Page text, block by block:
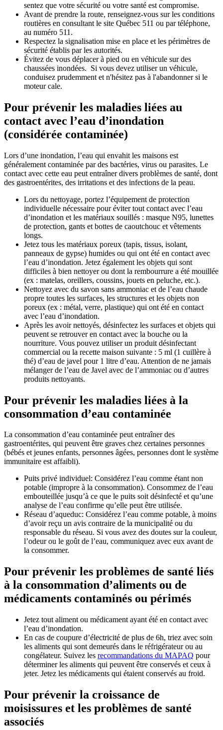
sentez que votre sécurité ou votre santé est compromise.
Avant de prendre la route, renseignez-vous sur les conditions
routières en consultant le site Québec 511 ou par téléphone,
au numéro 511.
Respectez la signalisation mise en place et les périmètres de
sécurité établis par les autorités.
Évitez de vous déplacer à pied ou en véhicule sur des
chaussées inondées. Si vous devez utiliser un véhicule,
conduisez prudemment et n'hésitez pas à l'abandonner si le
moteur cale.
Pour prévenir les maladies liées au
contact avec l’eau d’inondation
(considérée contaminée)
Lors d’une inondation, l’eau qui envahit les maisons est
généralement contaminée par des bactéries, virus ou parasites. Le
contact avec cette eau peut entraîner divers problèmes de santé, dont
des gastroentérites, des irritations et des infections de la peau.
Lors du nettoyage, portez l’équipement de protection
individuelle nécessaire pour éviter tout contact avec l’eau
d’inondation et les matériaux souillés : masque N95, lunettes
de protection, gants et bottes de caoutchouc et vêtements
longs.
Jetez tous les matériaux poreux (tapis, tissus, isolant,
panneaux de gypse) humides ou qui ont été en contact avec
l’eau d’inondation. Jetez également les objets qui sont
difficiles à bien nettoyer ou dont la rembourrure a été mouillée
(ex : matelas, oreillers, coussins, jouets en peluche, etc.).
Nettoyez avec du savon sans ammoniac et de l’eau chaude
propre toutes les surfaces, les structures et les objets non
poreux (ex : métal, verre, plastique) qui ont été en contact
avec l’eau d’inondation.
Après les avoir nettoyés, désinfectez les surfaces et objets qui
peuvent se retrouver en contact avec la bouche ou la
nourriture. Vous pouvez utiliser un produit désinfectant
commercial ou la recette maison suivante : 5 ml (1 cuillère à
thé) d’eau de javel pour 1 litre d’eau. Attention de ne jamais
mélanger de l’eau de Javel avec de l’ammoniac ou d’autres
produits nettoyants.
Pour prévenir les maladies liées à la
consommation d’eau contaminée
La consommation d’eau contaminée peut entraîner des
gastroentérites, qui peuvent être graves chez certaines personnes
(bébés et jeunes enfants, personnes âgées, personnes dont le système
immunitaire est affaibli).
Puits privé individuel: Considérez l’eau comme étant non
potable (impropre à la consommation). Consommez de l’eau
embouteillée jusqu’à ce que le puits soit désinfecté et qu’une
analyse de l’eau confirme qu’elle peut être utilisée.
Réseau d’aqueduc: Considérez l’eau comme potable, à moins
d’avoir reçu un avis contraire de la municipalité ou du
responsable du réseau. Si vous avez des doutes sur la couleur,
l’odeur ou le goût de l’eau, communiquez avec eux avant de
la consommer.
Pour prévenir les problèmes de santé liés
à la consommation d’aliments ou de
médicaments contaminés ou périmés
Jetez tout aliment ou médicament ayant été en contact avec
l’eau d’inondation.
En cas de coupure d’électricité de plus de 6h, triez avec soin
les aliments qui sont demeurés dans le réfrigérateur ou au
congélateur. Suivez les recommandations du MAPAQ pour
déterminer les aliments qui peuvent être conservés et ceux à
jeter. Jetez les médicaments qui étaient conservés au froid.
Pour prévenir la croissance de
moisissures et les problèmes de santé
associés